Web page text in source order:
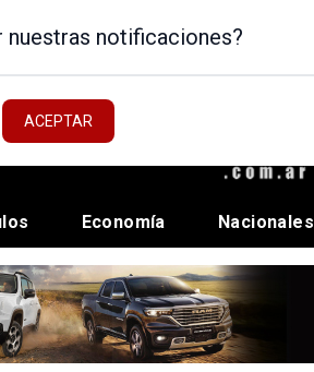
Economía Nacionales
nuestras notificaciones?
ACEPTAR